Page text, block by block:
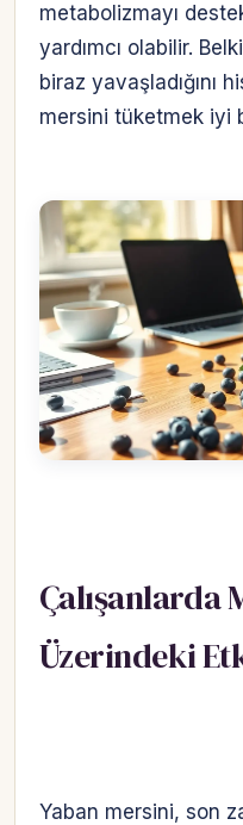
metabolizmayı
yardımcı olabilir.
biraz yavaşladığını
mersini tüketmek iyi
Çalışanlarda
Üzerindeki
Yaban mersini, son